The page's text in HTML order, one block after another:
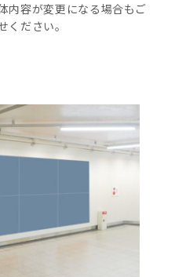
内容が変更になる場合もご
ください。